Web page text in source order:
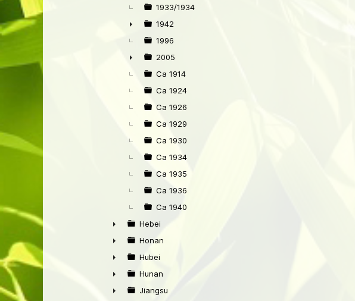
►
1933/1934
►
1942
1996
►
2005
Ca 1914
Ca 1924
Ca 1926
Ca 1929
Ca 1930
Ca 1934
Ca 1935
Ca 1936
Ca 1940
►
Hebei
►
Honan
►
Hubei
►
Hunan
Jiangsu